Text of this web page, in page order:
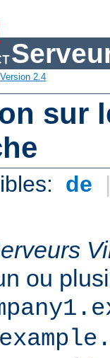
Version 2.4
sur
de
ou